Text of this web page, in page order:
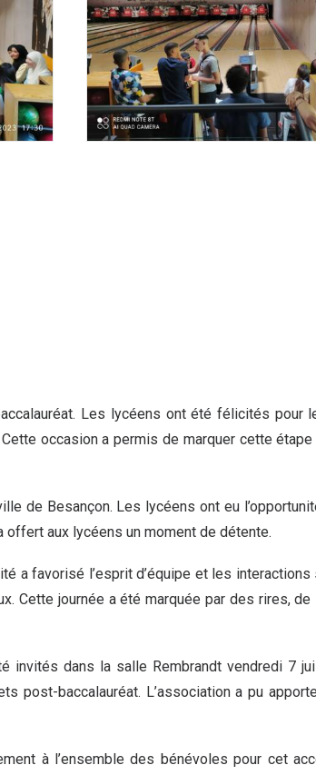
Les lycéens ont été félicités pour
occasion a permis de marquer cette
de Besançon. Les lycéens ont eu
offert aux lycéens un moment de détente.
a favorisé l’esprit d’équipe et les
Cette journée a été marquée par des rires,
invités dans la salle Rembrandt vendredi 7
post-baccalauréat. L’association a pu
à l’ensemble des bénévoles pour cet